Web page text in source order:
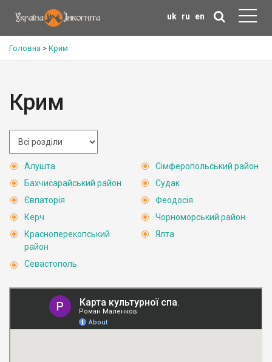
uk ru en
Головна > Крим
Крим
Алушта
Бахчисарайський район
Євпаторія
Керч
Красноперекопський
район
Севастополь
Сімферопольський район
Судак
Феодосія
Чорноморський район
Ялта